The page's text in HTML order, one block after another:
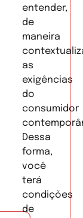
entender,
de
maneira
as
exigências
do
consumidor
Dessa
forma,
você
terá
condições
de